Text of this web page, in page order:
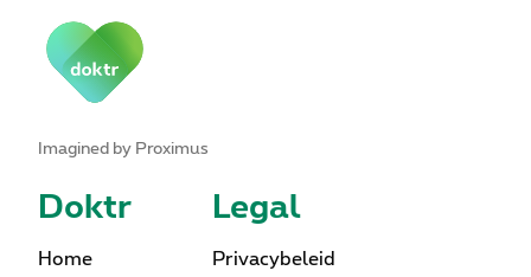
Imagined by Proximus
Doktr
Home
Legal
Privacybeleid